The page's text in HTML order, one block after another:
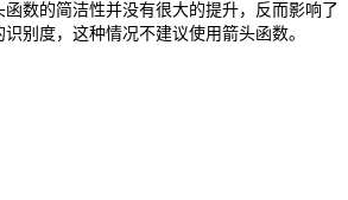
数的简洁性并没有很大的提升，反而影响了
别度，这种情况不建议使用箭头函数。